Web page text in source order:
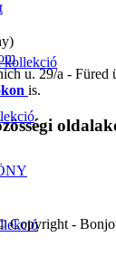
kollekció
u. 29/a - Füred
is.
Copyright -